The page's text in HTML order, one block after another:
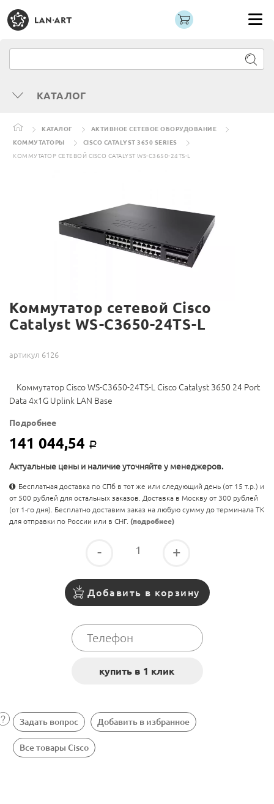
КАТАЛОГ
КАТАЛОГ
АКТИВНОЕ СЕТЕВОЕ ОБОРУДОВАНИЕ
КОММУТАТОРЫ
CISCO CATALYST 3650 SERIES
КОММУТАТОР СЕТЕВОЙ CISCO CATALYST WS-C3650-24TS-L
Коммутатор сетевой Cisco
Catalyst WS-C3650-24TS-L
артикул 6126
Коммутатор Cisco WS-C3650-24TS-L Cisco Catalyst 3650 24 Port
Data 4x1G Uplink LAN Base
Подробнее
141 044,54 Р
Актуальные цены и наличие уточняйте у менеджеров.
Бесплатная доставка по СПб в тот же или следующий день (от 15 т.р.) и
от 500 рублей для остальных заказов. Доставка в Москву от 300 рублей
(от 1-го дня). Бесплатно доставим заказ на любую сумму до терминала ТК
для отправки по России или в СНГ. (подробнее)
- +
Добавить в корзину
Задать вопрос Добавить в избранное
Все товары Cisco